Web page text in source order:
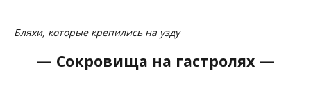
Бляхи, которые крепились на узду
— Сокровища на гастролях —